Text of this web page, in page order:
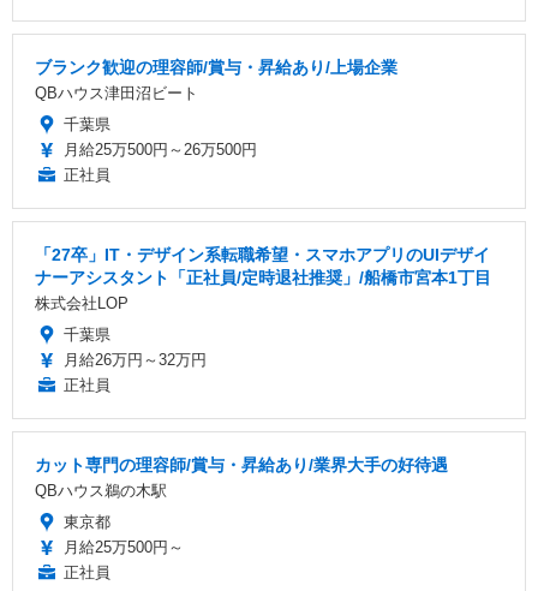
ブランク歓迎の理容師/賞与・昇給あり/上場企業
QBハウス津田沼ビート
千葉県
月給25万500円～26万500円
正社員
「27卒」IT・デザイン系転職希望・スマホアプリのUIデザイ
ナーアシスタント「正社員/定時退社推奨」/船橋市宮本1丁目
株式会社LOP
千葉県
月給26万円～32万円
正社員
カット専門の理容師/賞与・昇給あり/業界大手の好待遇
QBハウス鵜の木駅
東京都
月給25万500円～
正社員